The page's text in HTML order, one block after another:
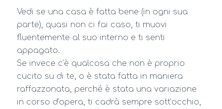
Vedi se una casa è fatta bene (in ogni sua
parte), quasi non ci fai caso, ti muovi
fluentemente al suo interno e ti senti
appagato.
Se invece c’è qualcosa che non è proprio
cucito su di te, o è stata fatta in maniera
raffazzonata, perché è stata una variazione
in corso d’opera, ti cadrà sempre sott’occhio,